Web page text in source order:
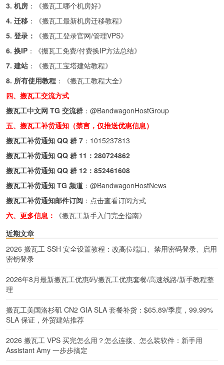
3. 机房 ：《搬瓦工哪个机房好》
4. 迁移 ：《搬瓦工最新机房迁移教程》
5. 登录：
《搬瓦工登录官网/管理VPS》
6. 换IP ：《搬瓦工免费/付费换IP方法总结》
7. 建站 ：《搬瓦工宝塔建站教程》
8. 所有使用教程 ：《搬瓦工教程大全》
四、搬瓦工交流方式
搬瓦工中文网 TG 交流群 ： @BandwagonHostGroup
五、搬瓦工补货通知（禁言，仅推送优惠信息）
搬瓦工补货通知 QQ 群 7 ： 1015237813
搬瓦工补货通知 QQ 群 11： 280724862
搬瓦工补货通知 QQ 群 12： 852461608
搬瓦工补货通知 TG 频道 ： @BandwagonHostNews
搬瓦工补货通知邮件订阅 ： 点击查看订阅方式
六、更多信息：
《搬瓦工新手入门完全指南》
近期文章
2026 搬瓦工 SSH 安全设置教程：改高位端口、禁用密码登录、启用
密钥登录
2026年8月最新搬瓦工优惠码/搬瓦工优惠套餐/高速线路/新手教程整
理
搬瓦工美国洛杉矶 CN2 GIA SLA 套餐补货：$65.89/季度，99.99%
SLA 保证，外贸建站推荐
2026 搬瓦工 VPS 买完怎么用？怎么连接、怎么装软件：新手用
Assistant Amy 一步步搞定